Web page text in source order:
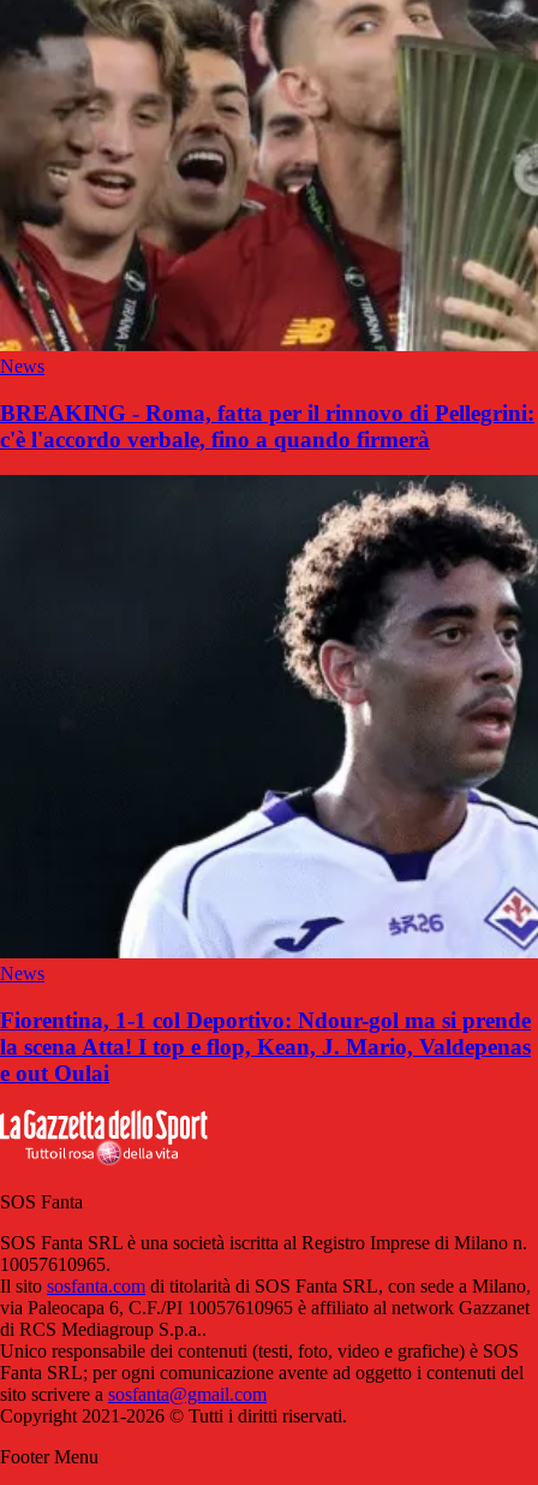
News
BREAKING - Roma, fatta per il rinnovo di Pellegrini:
c'è l'accordo verbale, fino a quando firmerà
News
Fiorentina, 1-1 col Deportivo: Ndour-gol ma si prende
la scena Atta! I top e flop, Kean, J. Mario, Valdepenas
e out Oulai
SOS Fanta
SOS Fanta SRL è una società iscritta al Registro Imprese di Milano n.
10057610965.
Il sito sosfanta.com di titolarità di SOS Fanta SRL, con sede a Milano,
via Paleocapa 6, C.F./PI 10057610965 è affiliato al network Gazzanet
di RCS Mediagroup S.p.a..
Unico responsabile dei contenuti (testi, foto, video e grafiche) è SOS
Fanta SRL; per ogni comunicazione avente ad oggetto i contenuti del
sito scrivere a sosfanta@gmail.com
Copyright 2021-2026 © Tutti i diritti riservati.
Footer Menu